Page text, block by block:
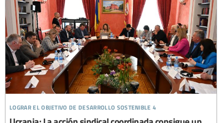
lograr el objetivo de desarrollo sostenible 4